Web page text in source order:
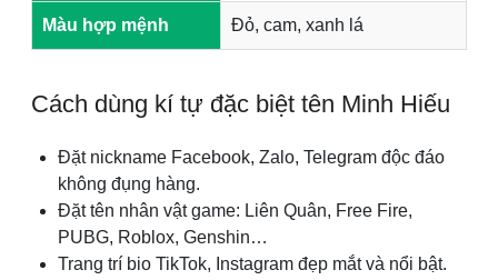
Màu hợp mệnh Đỏ, cam, xanh lá
Cách dùng kí tự đặc biệt tên Minh Hiếu
Đặt nickname Facebook, Zalo, Telegram độc đáo
không đụng hàng.
Đặt tên nhân vật game: Liên Quân, Free Fire,
PUBG, Roblox, Genshin…
Trang trí bio TikTok, Instagram đẹp mắt và nổi bật.